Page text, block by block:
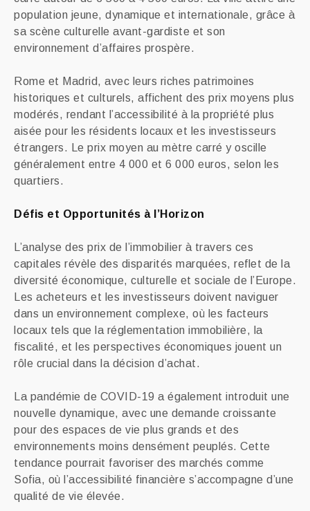
population jeune, dynamique et internationale, grâce à
sa scène culturelle avant-gardiste et son
environnement d’affaires prospère.
Rome et Madrid, avec leurs riches patrimoines
historiques et culturels, affichent des prix moyens plus
modérés, rendant l’accessibilité à la propriété plus
aisée pour les résidents locaux et les investisseurs
étrangers. Le prix moyen au mètre carré y oscille
généralement entre 4 000 et 6 000 euros, selon les
quartiers.
Défis et Opportunités à l’Horizon
L’analyse des prix de l’immobilier à travers ces
capitales révèle des disparités marquées, reflet de la
diversité économique, culturelle et sociale de l’Europe.
Les acheteurs et les investisseurs doivent naviguer
dans un environnement complexe, où les facteurs
locaux tels que la réglementation immobilière, la
fiscalité, et les perspectives économiques jouent un
rôle crucial dans la décision d’achat.
La pandémie de COVID-19 a également introduit une
nouvelle dynamique, avec une demande croissante
pour des espaces de vie plus grands et des
environnements moins densément peuplés. Cette
tendance pourrait favoriser des marchés comme
Sofia, où l’accessibilité financière s’accompagne d’une
qualité de vie élevée.